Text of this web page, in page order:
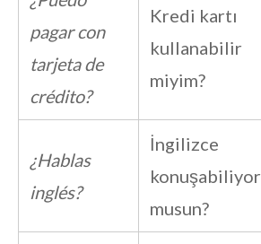
pagar con
tarjeta de
crédito?
Kredi kartı
kullanabilir
miyim?
¿Hablas
inglés?
İngilizce
konuşabiliyor
musun?